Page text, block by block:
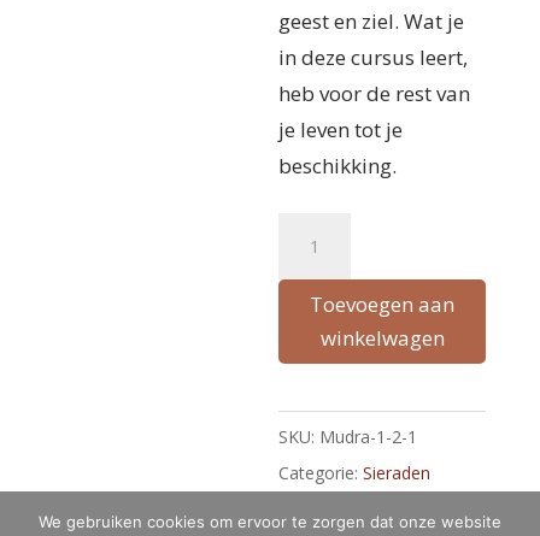
geest en ziel. Wat je
in deze cursus leert,
heb voor de rest van
je leven tot je
beschikking.
powerful
mudras
Bird
Unlock
aantal
Toevoegen aan
winkelwagen
t
e
n
a
t
i
SKU: Mudra-1-2-1
Categorie:Sieraden
We gebruiken cookies om ervoor te zorgen dat onze website